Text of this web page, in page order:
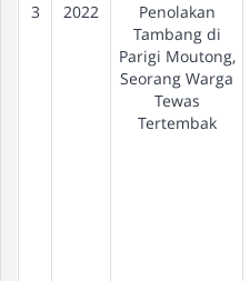
3 2022
Penolakan
Tambang di
Parigi Moutong,
Seorang Warga
Tewas
Tertembak